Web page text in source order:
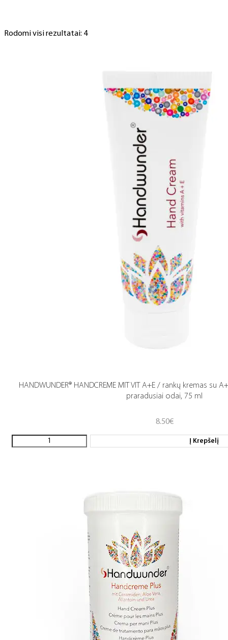
Rodomi visi rezultatai: 4
HANDWUNDER® HANDCREME MIT VIT A+E / rankų kremas su
praradusiai odai, 75 ml
8.50€
Į Krepšelį